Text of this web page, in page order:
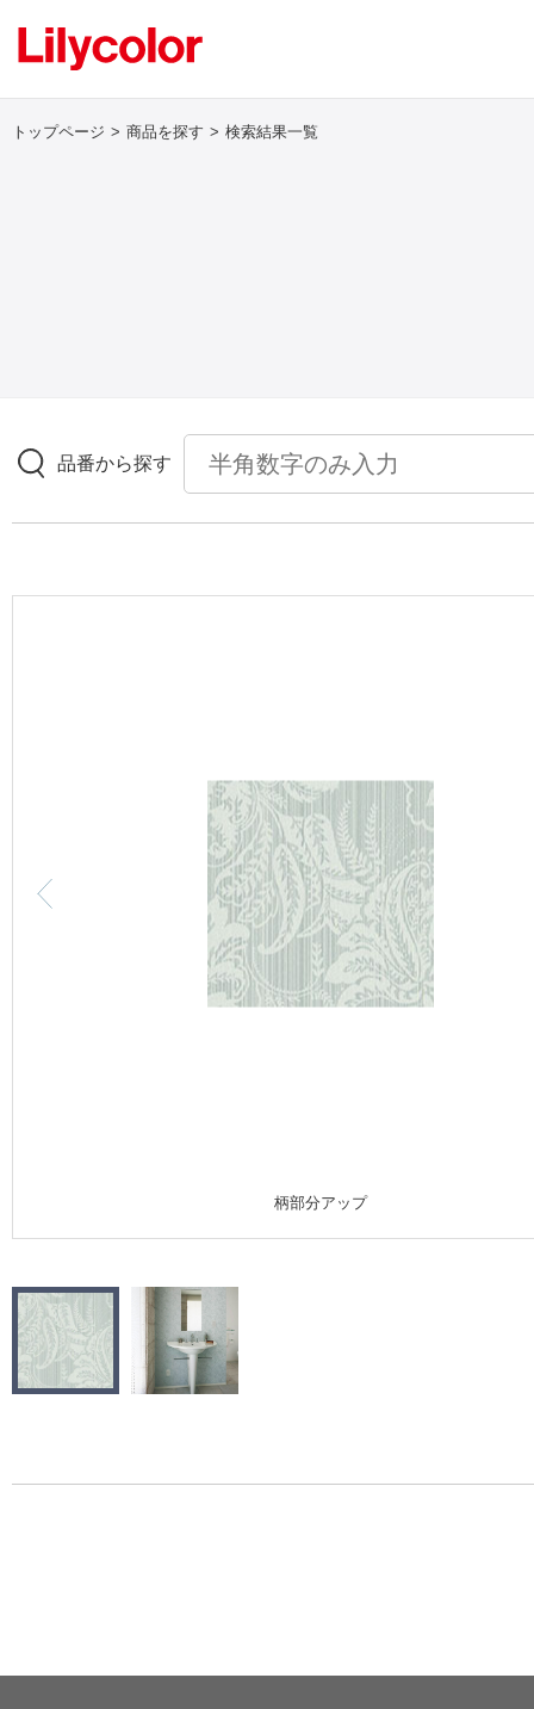
壁紙
カーテン
モデルハウス
新築戸建・マンション
#リリカラのある暮らし
大阪ショールーム
トップページ 商品を探す 検索結果一覧
品番から探す
柄部分アップ